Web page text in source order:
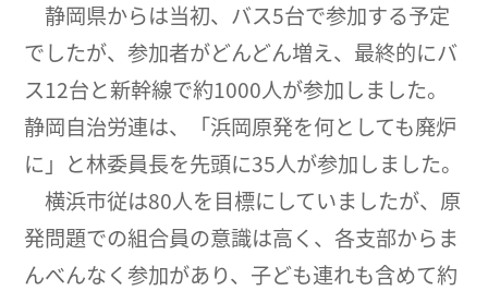
静岡県からは当初、バス5台で参加する予定
でしたが、参加者がどんどん増え、最終的にバ
ス12台と新幹線で約1000人が参加しました。
静岡自治労連は、「浜岡原発を何としても廃炉
に」と林委員長を先頭に35人が参加しました。
横浜市従は80人を目標にしていましたが、原
発問題での組合員の意識は高く、各支部からま
んべんなく参加があり、子ども連れも含めて約